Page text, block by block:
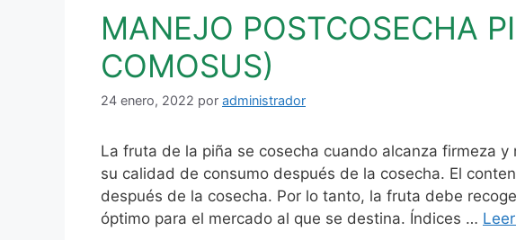
MANEJO POSTCOSECHA
COMOSUS)
24 enero, 2022 por administrador
La fruta de la piña se cosecha cuando alcanza firmeza
su calidad de consumo después de la cosecha. El
después de la cosecha. Por lo tanto, la fruta debe
óptimo para el mercado al que se destina. Índices …